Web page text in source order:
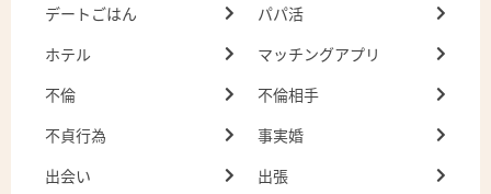
デートごはん
パパ活
ホテル
マッチングアプリ
不倫
不倫相手
不貞行為
事実婚
出会い
出張